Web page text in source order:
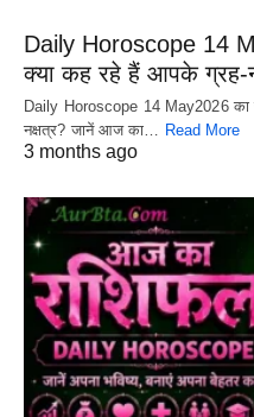
Daily Horoscope 14
क्या कह रहे हैं आपके ग्रह-
Daily Horoscope 14 May2026
नक्षत्र? जानें आज का… Read More
3 months ago